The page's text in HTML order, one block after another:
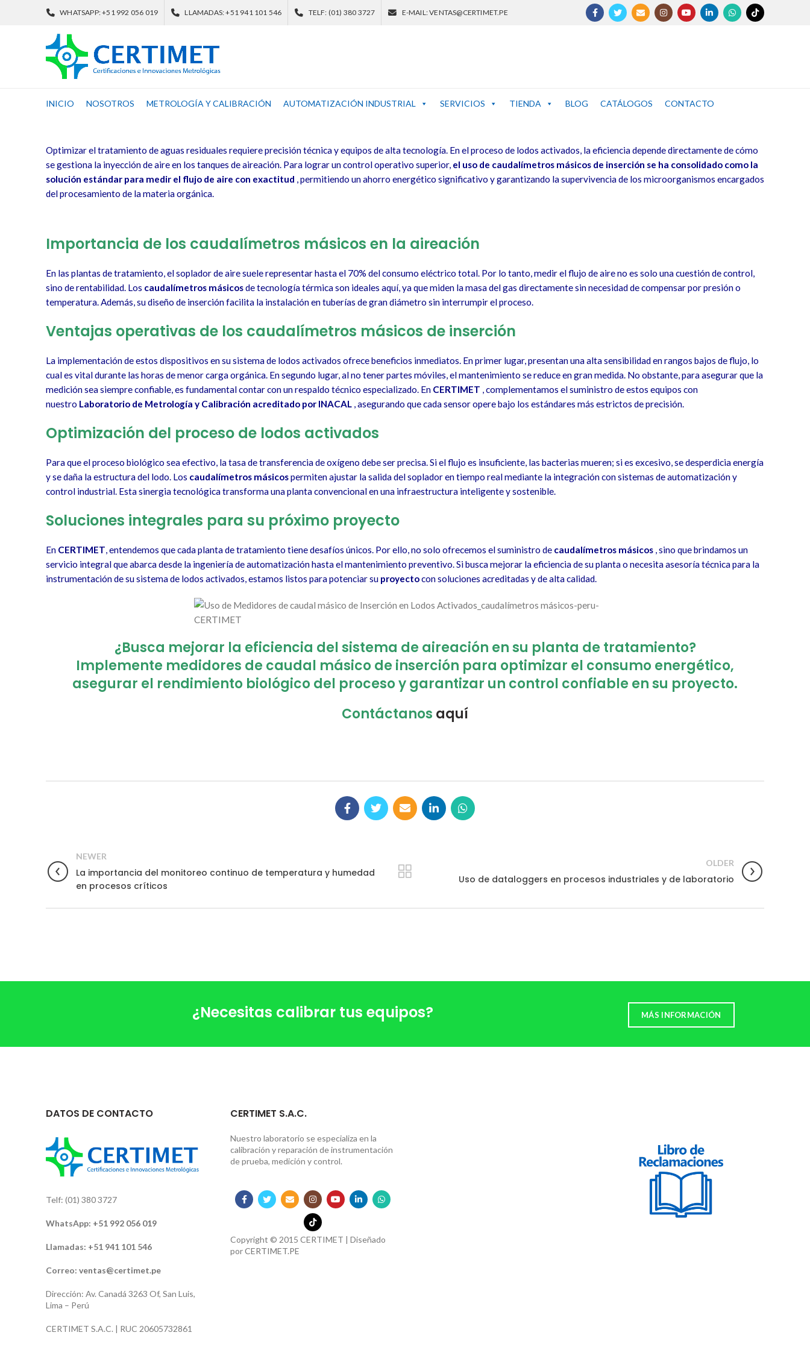
WHATSAPP: +51 992 056 019 LLAMADAS: +51 941 101 546 TELF: (01) 380 3727 E-MAIL: VENTAS@CERTIMET.PE
INICIO NOSOTROS METROLOGÍA Y CALIBRACIÓN AUTOMATIZACIÓN INDUSTRIAL SERVICIOS TIENDA BLOG CATÁLOGOS CONTACTO
Optimizar el tratamiento de aguas residuales requiere precisión técnica y equipos de alta tecnología. En el proceso de lodos activados, la eficiencia depende directamente de cómo
se gestiona la inyección de aire en los tanques de aireación. Para lograr un control operativo superior, el uso de caudalímetros másicos de inserción se ha consolidado como la
solución estándar para medir el flujo de aire con exactitud , permitiendo un ahorro energético significativo y garantizando la supervivencia de los microorganismos encargados
del procesamiento de la materia orgánica.
Importancia de los caudalímetros másicos en la aireación
En las plantas de tratamiento, el soplador de aire suele representar hasta el 70% del consumo eléctrico total. Por lo tanto, medir el flujo de aire no es solo una cuestión de control,
sino de rentabilidad. Los caudalímetros másicosde tecnología térmica son ideales aquí, ya que miden la masa del gas directamente sin necesidad de compensar por presión o
temperatura. Además, su diseño de inserción facilita la instalación en tuberías de gran diámetro sin interrumpir el proceso.
Ventajas operativas de los caudalímetros másicos de inserción
La implementación de estos dispositivos en su sistema de lodos activados ofrece beneficios inmediatos. En primer lugar, presentan una alta sensibilidad en rangos bajos de flujo, lo
cual es vital durante las horas de menor carga orgánica. En segundo lugar, al no tener partes móviles, el mantenimiento se reduce en gran medida. No obstante, para asegurar que la
medición sea siempre confiable, es fundamental contar con un respaldo técnico especializado. En CERTIMET , complementamos el suministro de estos equipos con
nuestro Laboratorio de Metrología y Calibración acreditado por INACAL , asegurando que cada sensor opere bajo los estándares más estrictos de precisión.
Optimización del proceso de lodos activados
Para que el proceso biológico sea efectivo, la tasa de transferencia de oxígeno debe ser precisa. Si el flujo es insuficiente, las bacterias mueren; si es excesivo, se desperdicia energía
y se daña la estructura del lodo. Los caudalímetros másicospermiten ajustar la salida del soplador en tiempo real mediante la integración con sistemas de automatización y
control industrial. Esta sinergia tecnológica transforma una planta convencional en una infraestructura inteligente y sostenible.
Soluciones integrales para su próximo proyecto
En CERTIMET, entendemos que cada planta de tratamiento tiene desafíos únicos. Por ello, no solo ofrecemos el suministro de caudalímetros másicos , sino que brindamos un
servicio integral que abarca desde la ingeniería de automatización hasta el mantenimiento preventivo. Si busca mejorar la eficiencia de su planta o necesita asesoría técnica para la
instrumentación de su sistema de lodos activados, estamos listos para potenciar su proyectocon soluciones acreditadas y de alta calidad.
¿Busca mejorar la eficiencia del sistema de aireación en su planta de tratamiento?
Implemente medidores de caudal másico de inserción para optimizar el consumo energético,
asegurar el rendimiento biológico del proceso y garantizar un control confiable en su proyecto.
Contáctanos aquí
NEWER
La importancia del monitoreo continuo de temperatura y humedad
en procesos críticos
OLDER
Uso de dataloggers en procesos industriales y de laboratorio
¿Necesitas calibrar tus equipos? MÁS INFORMACIÓN
DATOS DE CONTACTO
Telf: (01) 380 3727
WhatsApp: +51 992 056 019
Llamadas: +51 941 101 546
Correo: ventas@certimet.pe
Dirección: Av. Canadá 3263 Of, San Luis,
Lima – Perú
CERTIMET S.A.C. | RUC 20605732861
CERTIMET S.A.C.
Nuestro laboratorio se especializa en la
calibración y reparación de instrumentación
de prueba, medición y control.
Copyright © 2015 CERTIMET | Diseñado
porCERTIMET.PE